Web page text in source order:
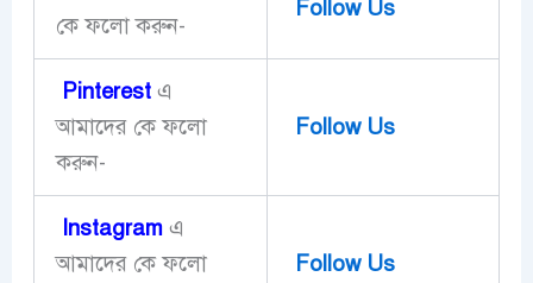
কে ফলো করুন-
Follow Us
Pinterest এ
আমাদের কে ফলো
করুন-
Follow Us
Instagram এ
আমাদের কে ফলো
Follow Us